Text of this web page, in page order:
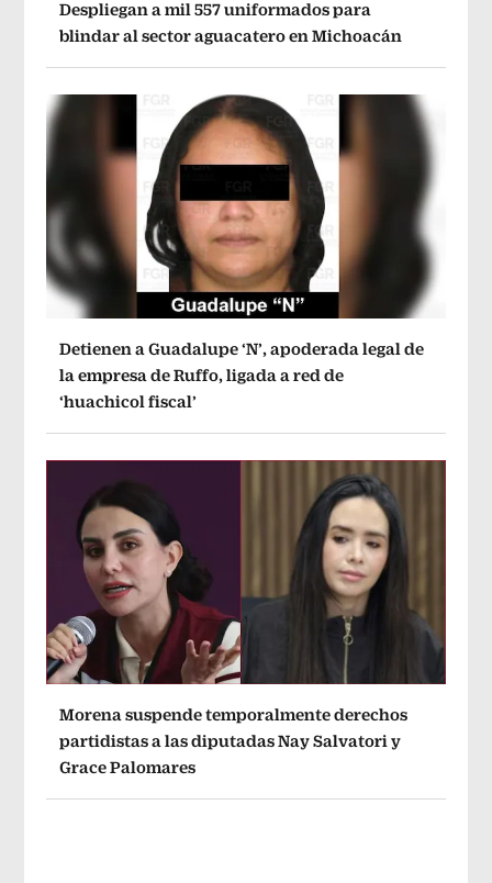
Despliegan a mil 557 uniformados para
blindar al sector aguacatero en Michoacán
Detienen a Guadalupe ‘N’, apoderada legal de
la empresa de Ruffo, ligada a red de
‘huachicol fiscal’
Morena suspende temporalmente derechos
partidistas a las diputadas Nay Salvatori y
Grace Palomares